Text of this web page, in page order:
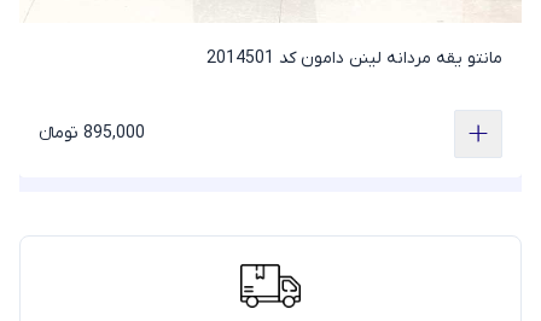
مانتو یقه مردانه لینن دامون کد 2014501
895,000 تومانء